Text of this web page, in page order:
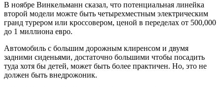
В ноябре Винкельманн сказал, что потенциальная линейка
второй модели можте быть четырехместным электрическим
гранд турером или кроссовером, ценой в переделах от 500,000
до 1 миллиона евро.
Автомобиль с большим дорожным клиренсом и двумя
задними сиденьями, достаточно большими чтобы посадить
туда хотя бы детей, может быть более практичен. Но, это не
должен быть внедрожоник.